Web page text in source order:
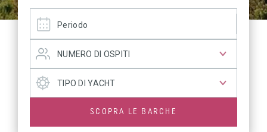
SCOPRA LE BARCHE